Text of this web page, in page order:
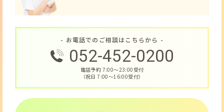
- お電話でのご相談はこちらから -
052-452-0200
電話予約 7:00〜23:00受付
（祝日 7:00〜16:00受付）